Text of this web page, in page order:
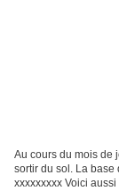
Au cours du mois de
sortir du sol. La base
xxxxxxxxx Voici